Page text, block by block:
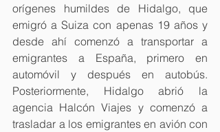
orígenes humildes de Hidalgo, que
emigró a Suiza con apenas 19 años y
desde ahí comenzó a transportar a
emigrantes a España, primero en
automóvil y después en autobús.
Posteriormente, Hidalgo abrió la
agencia Halcón Viajes y comenzó a
trasladar a los emigrantes en avión con